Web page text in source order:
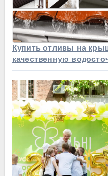
Купить отливы на
качественную